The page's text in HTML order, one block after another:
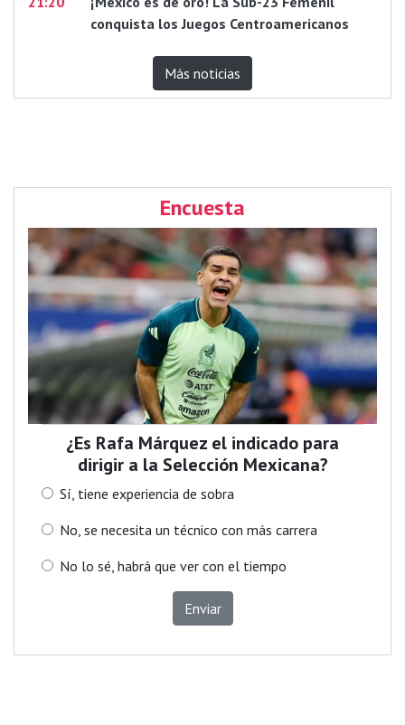
conquista los Juegos Centroamericanos
Más noticias
Encuesta
¿Es Rafa Márquez el indicado para
dirigir a la Selección Mexicana?
Sí, tiene experiencia de sobra
No, se necesita un técnico con más carrera
No lo sé, habrá que ver con el tiempo
Enviar